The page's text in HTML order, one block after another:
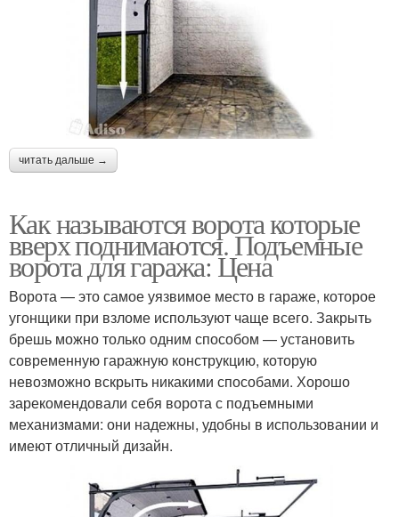
читать дальше →
Как называются ворота которые
вверх поднимаются. Подъемные
ворота для гаража: Цена
Ворота — это самое уязвимое место в гараже, которое
угонщики при взломе используют чаще всего. Закрыть
брешь можно только одним способом — установить
современную гаражную конструкцию, которую
невозможно вскрыть никакими способами. Хорошо
зарекомендовали себя ворота с подъемными
механизмами: они надежны, удобны в использовании и
имеют отличный дизайн.